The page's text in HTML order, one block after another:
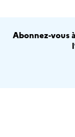
Abonnez-vous